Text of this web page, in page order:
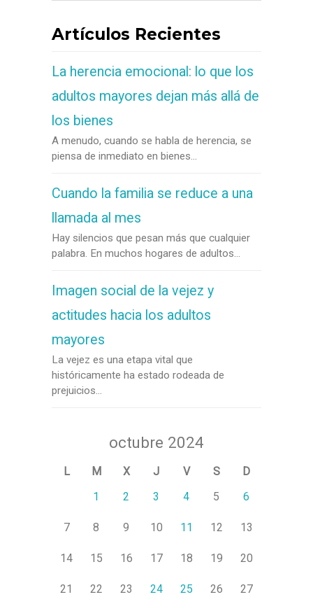
Artículos Recientes
La herencia emocional: lo que los
adultos mayores dejan más allá de
los bienes
A menudo, cuando se habla de herencia, se
piensa de inmediato en bienes...
Cuando la familia se reduce a una
llamada al mes
Hay silencios que pesan más que cualquier
palabra. En muchos hogares de adultos...
Imagen social de la vejez y
actitudes hacia los adultos
mayores
La vejez es una etapa vital que
históricamente ha estado rodeada de
prejuicios...
octubre 2024
L M X J V S
D
1
2 3 4 5 6
7 8 9 10 11 12 13
14 15 16 17 18 19 20
21 22 23 24 25 26 27